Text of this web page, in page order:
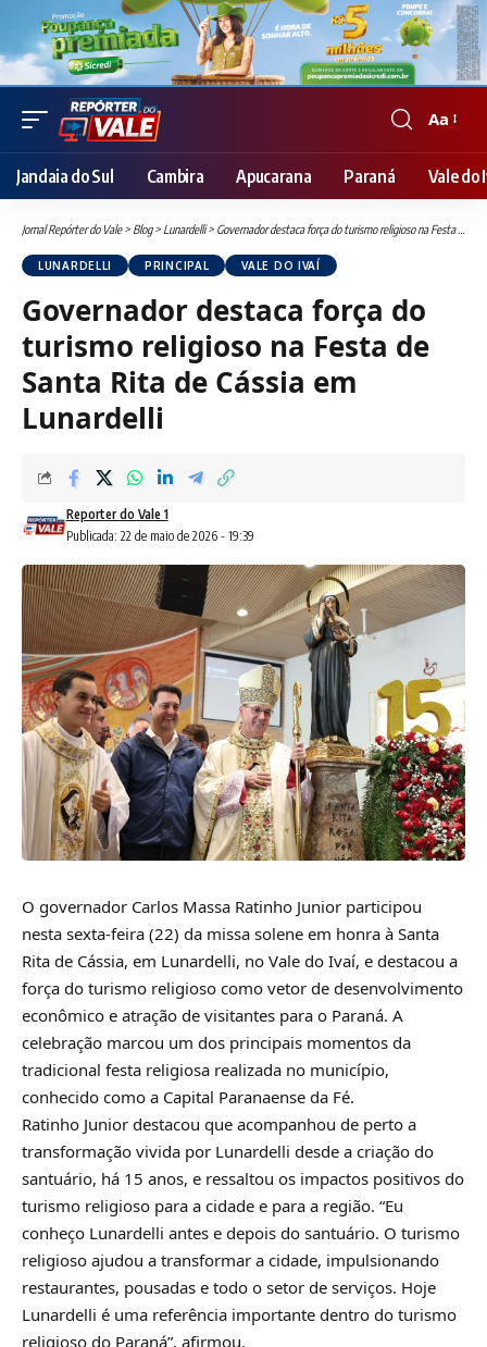
Font
Resizer
Aa
Jandaia do Sul Cambira Apucarana Paraná Vale do
Jornal Repórter do Vale> Blog> Lunardelli> Governador destaca força do turismo religioso na Festa de Santa Rita de Cássia em Lunardelli
LUNARDELLI PRINCIPAL VALE DO IVAÍ
Governador destaca força do
turismo religioso na Festa de
Santa Rita de Cássia em
Lunardelli
Publicada: 22 de maio de 2026 - 19:39
Reporter do Vale 1
O governador Carlos Massa Ratinho Junior participou
nesta sexta-feira (22) da missa solene em honra à Santa
Rita de Cássia, em Lunardelli, no Vale do Ivaí, e destacou a
força do turismo religioso como vetor de desenvolvimento
econômico e atração de visitantes para o Paraná. A
celebração marcou um dos principais momentos da
tradicional festa religiosa realizada no município,
conhecido como a Capital Paranaense da Fé.
Ratinho Junior destacou que acompanhou de perto a
transformação vivida por Lunardelli desde a criação do
santuário, há 15 anos, e ressaltou os impactos positivos do
turismo religioso para a cidade e para a região. “Eu
conheço Lunardelli antes e depois do santuário. O turismo
religioso ajudou a transformar a cidade, impulsionando
restaurantes, pousadas e todo o setor de serviços. Hoje
Lunardelli é uma referência importante dentro do turismo
religioso do Paraná”, afirmou.